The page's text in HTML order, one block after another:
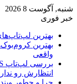
شنبه, آگوست 8 2026
خبر فوری
بهترین لپ‌تاپ‌های 2026 | راهنمای خرید از اقتصادی تا
واقعی
انتظارش رو
چرا و چطور ویندوز ۱۱ هوم رو به پرو آپگرید